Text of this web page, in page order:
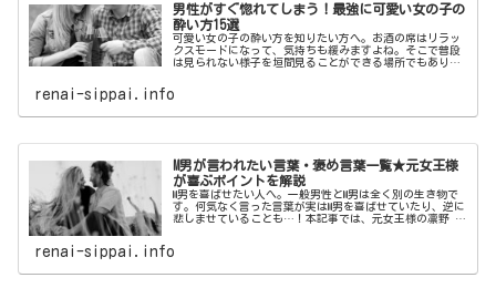
男性がすぐ惚れてしまう！最強に可愛い女の子の
酔い方15選
可愛い女の子の酔い方を知りたい方へ。お酒の席はリラッ
クスモードになって、気持ちも緩みますよね。そこで普段
は見られない様子を垣間見ることができる場所でもありま
renai-sippai.info
M男が言われたい言葉・褒め言葉一覧★元女王様
が喜ぶポイントを解説
M男を喜ばせたい人へ。一般男性とM男は全く別の生き物で
す。何気なく言った言葉が実はM男を喜ばせていたり、逆に
悲しませていることも…！本記事では、元女王様の凛野 祈
renai-sippai.info